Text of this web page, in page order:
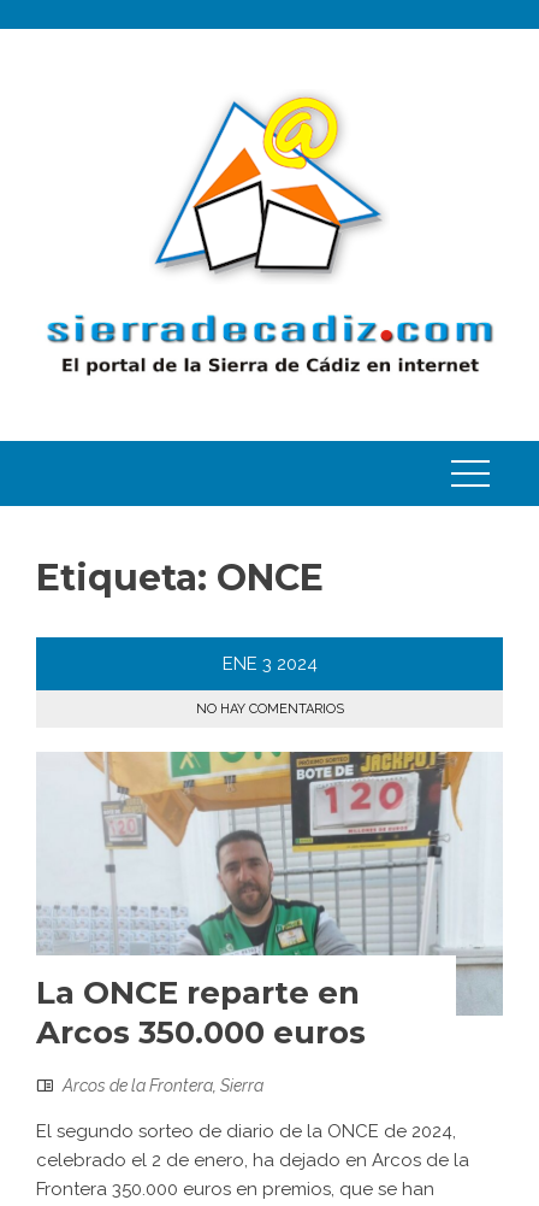
Etiqueta: ONCE
ENE 3 2024
NO HAY COMENTARIOS
La ONCE reparte en
Arcos 350.000 euros
Arcos de la Frontera, Sierra
El segundo sorteo de diario de la ONCE de 2024,
celebrado el 2 de enero, ha dejado en Arcos de la
Frontera 350.000 euros en premios, que se han